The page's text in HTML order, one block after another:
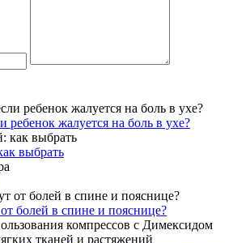
ребенок жалуется на боль в ухе?
выбрать
болей в спине и пояснице?